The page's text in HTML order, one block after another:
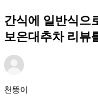
간식에 일반식으
보은대추차 리뷰
천뚱이